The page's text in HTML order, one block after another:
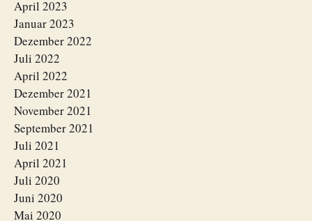
April 2023
Januar 2023
Dezember 2022
Juli 2022
April 2022
Dezember 2021
November 2021
September 2021
Juli 2021
April 2021
Juli 2020
Juni 2020
Mai 2020